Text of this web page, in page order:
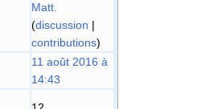
Matt.
(discussion |
contributions)
11 août 2016 à
14:43